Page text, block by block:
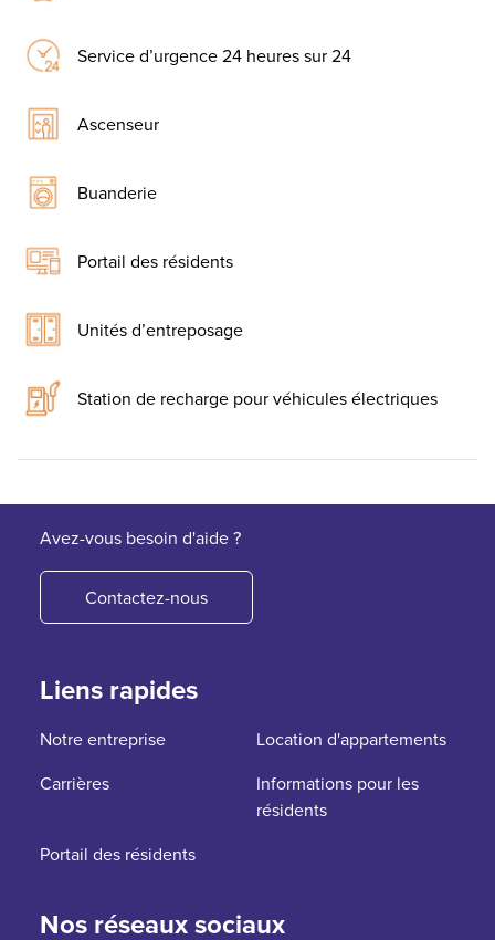
Service d’urgence 24 heures sur 24
Ascenseur
Buanderie
Portail des résidents
Unités d’entreposage
Station de recharge pour véhicules électriques
Avez-vous besoin d'aide ?
Contactez-nous
Liens rapides
Notre entreprise
Location d'appartements
Carrières
Informations pour les
résidents
Portail des résidents
Nos réseaux sociaux